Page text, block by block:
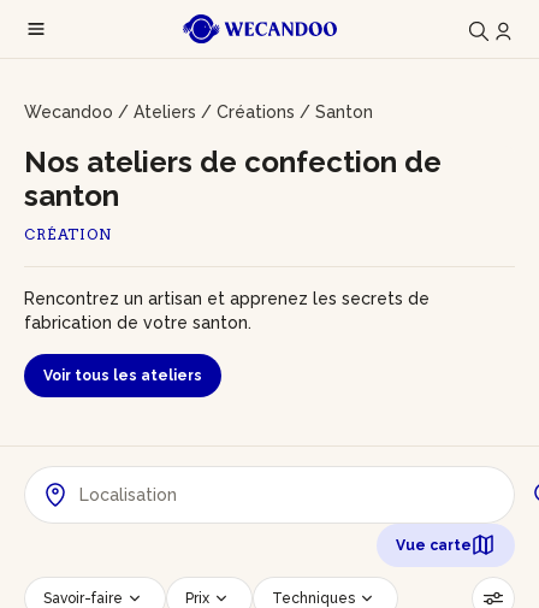
Wecandoo / Ateliers / Créations / Santon
CRÉATION
Nos ateliers de confection de
santon
Rencontrez un artisan et apprenez les secrets de
fabrication de votre santon.
Voir tous les ateliers
Vue carte
Savoir-faire Prix Techniques